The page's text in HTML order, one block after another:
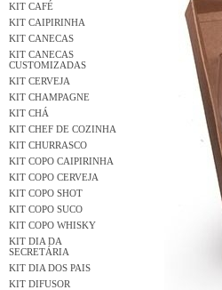
KIT CAFÉ
KIT CAIPIRINHA
KIT CANECAS
KIT CANECAS
CUSTOMIZADAS
KIT CERVEJA
KIT CHAMPAGNE
KIT CHÁ
KIT CHEF DE COZINHA
KIT CHURRASCO
KIT COPO CAIPIRINHA
KIT COPO CERVEJA
KIT COPO SHOT
KIT COPO SUCO
KIT COPO WHISKY
KIT DIA DA
SECRETÁRIA
KIT DIA DOS PAIS
KIT DIFUSOR